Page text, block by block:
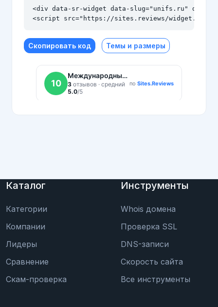
<div data-sr-widget data-slug="unifs.ru" data-
<script src="https://sites.reviews/widget.js"
Скопировать код Темы и размеры
Каталог
Категории
Компании
Лидеры
Сравнение
Скам-проверка
Инструменты
Whois домена
Проверка SSL
DNS-записи
Скорость сайта
Все инструменты